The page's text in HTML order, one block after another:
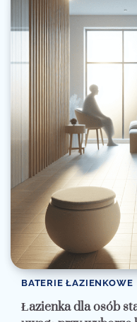
BATERIE ŁAZIENKOWE
Łazienka dla osób